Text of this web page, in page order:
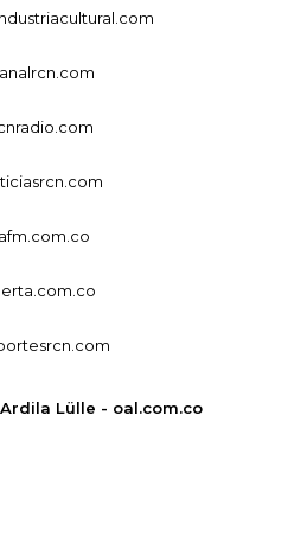
Lülle - oal.com.co